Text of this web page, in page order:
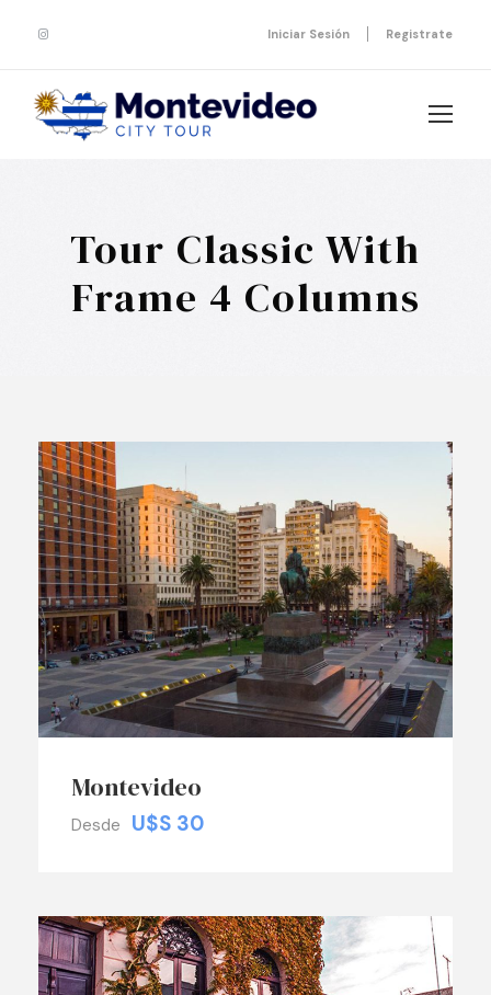
Iniciar Sesión Registrate
Tour Classic With
Frame 4 Columns
Montevideo
Desde U$S 30